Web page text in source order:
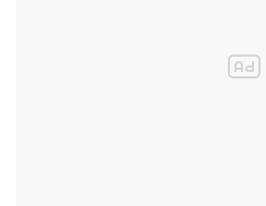
český premiér rozhodující